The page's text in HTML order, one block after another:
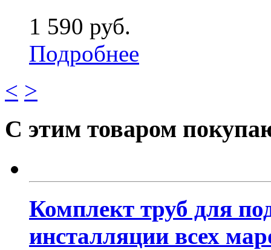
1 590 руб.
Подробнее
< >
С этим товаром
Комплект труб для
инсталляции всех